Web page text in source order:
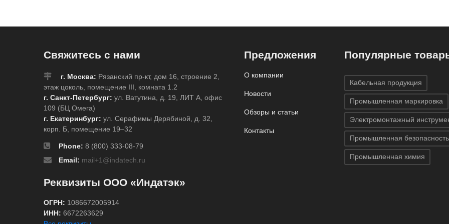
Свяжитесь с нами
г. Москва: Рязанский пр-кт, дом 16, строение 2,
этаж цоколь, помещение III, комната 1.2
г. Санкт-Петербург: ул. Ватутина, д. 19, ЛИТ А, офис
109 (БЦ Омега)
г. Екатеринбург: ул. Серафимы Дерябиной, д. 32,
корп. Б, помещение 19–32
Phone: 8 (800) 333-08-79
Email: mail+1@indatech.ru
Реквизиты ООО «Индатэк»
ОГРН: 1086672005914
ИНН: 6672263629
Предложения
О компании
Новости
Обзоры и статьи
Контакты
Популярные
Кабельная продукция
Промышленная маркировка
Электромонтажный
Промышленная безопасность
Промышленная химия